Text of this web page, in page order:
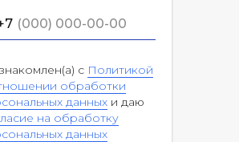
с Политикой
обработки
данных и даю
на обработку
данных